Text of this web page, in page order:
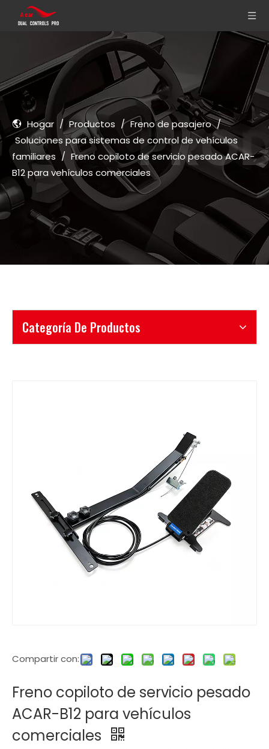
Hogar / Productos / Freno de pasajero /
Soluciones para sistemas de control de vehículos
familiares / Freno copiloto de servicio pesado ACAR-
B12 para vehículos comerciales
Categoría De Productos
Compartir con:
Freno copiloto de servicio pesado
ACAR-B12 para vehículos
comerciales